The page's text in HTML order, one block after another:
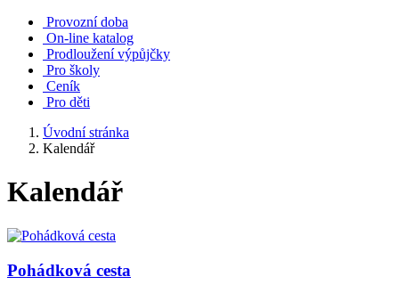
Provozní doba
On-line katalog
Prodloužení výpůjčky
Pro školy
Ceník
Pro děti
Úvodní stránka
Kalendář
Kalendář
Pohádková cesta